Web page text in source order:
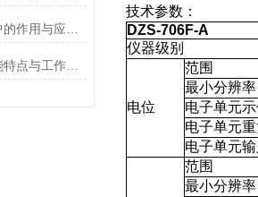
分配型智能蠕动泵的功能特点与工作模式介绍
技术参数：
DZS-706F-A
仪器级别
电位
范围
最小分辨率
电子单元
电子单元
电子单元
范围
最小分辨率